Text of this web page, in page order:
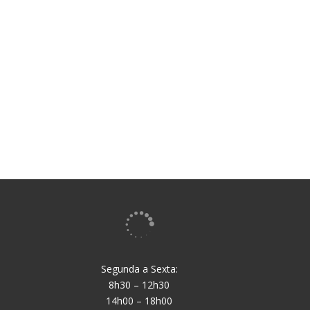

Segunda a Sexta:
8h30 – 12h30
14h00 – 18h00